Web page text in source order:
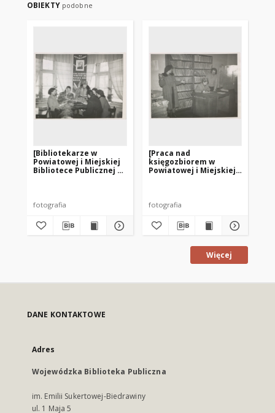
OBIEKTY podobne
[Bibliotekarze w
Powiatowej i Miejskiej
Bibliotece Publicznej w
fotografia
[Praca nad
księgozbiorem w
Powiatowej i Miejskiej
fotografia
Więcej
DANE KONTAKTOWE
Adres
Wojewódzka Biblioteka Publiczna
im. Emilii Sukertowej-Biedrawiny
ul. 1 Maja 5